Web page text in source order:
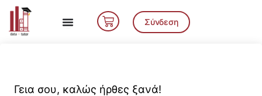
Μετάβαση
περιεχόμενο
Cart Σύνδεση
Γεια σου, καλώς ήρθες ξανά!